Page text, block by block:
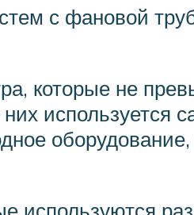
с фановой
которые не
используется
используются